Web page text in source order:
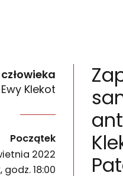
Klekot
miejskiego sanatorium
Początek wydarzenia
2022
18:00